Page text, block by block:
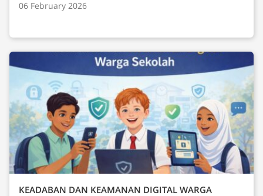
06 February 2026
KEADABAN DAN KEAMANAN DIGITAL WARGA